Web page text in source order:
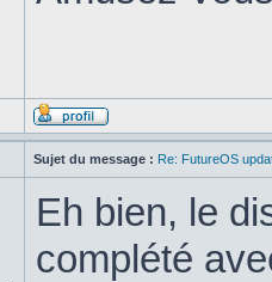
Sujet du message : Re: FutureOS
Eh bien, le
complété